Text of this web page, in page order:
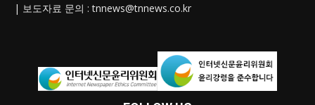
| 보도자료 문의 :tnnews@tnnews.co.kr